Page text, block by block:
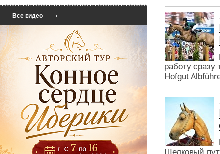
Все видео →
работу
Hofgut
Шелковый